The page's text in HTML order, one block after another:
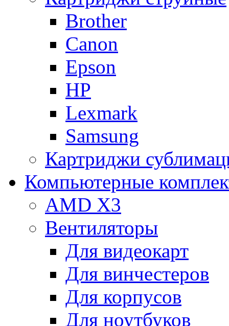
Brother
Canon
Epson
HP
Lexmark
Samsung
Картриджи
Компьютерные
AMD X3
Вентиляторы
Для видеокарт
Для винчестеров
Для корпусов
Для ноутбуков